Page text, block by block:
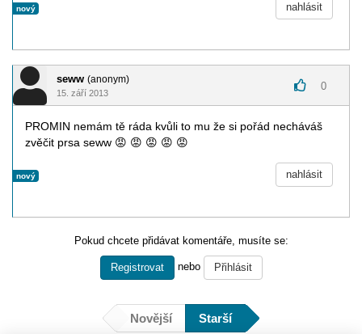
nový nahlásit
seww (anonym)
15. září 2013
0
PROMIN nemám tě ráda kvůli to mu že si pořád necháváš
zvěčit prsa seww 😡 😡 😡 😡 😡
nový nahlásit
Pokud chcete přidávat komentáře, musíte se:
Registrovat nebo Přihlásit
Novější Starší